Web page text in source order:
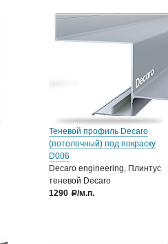
Теневой профиль Decaro
(потолочный) под покраску
D006
Decaro engineering, Плинтус
теневой Decaro
1290
a/м.п.